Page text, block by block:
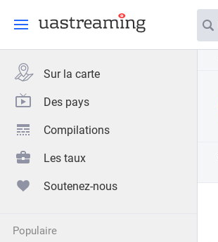
Sur la carte
Des pays
Compilations
Les taux
Soutenez-nous
populaire